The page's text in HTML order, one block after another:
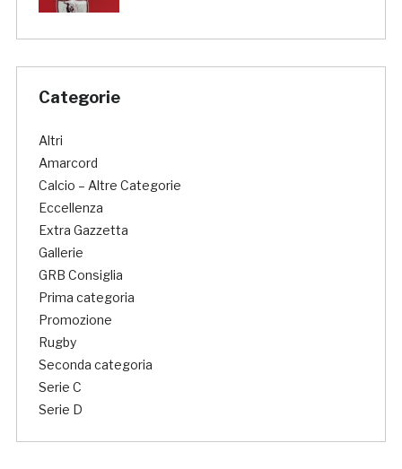
Categorie
Altri
Amarcord
Calcio – Altre Categorie
Eccellenza
Extra Gazzetta
Gallerie
GRB Consiglia
Prima categoria
Promozione
Rugby
Seconda categoria
Serie C
Serie D